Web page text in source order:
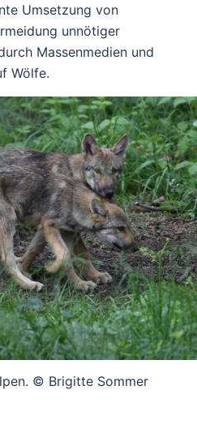
Umsetzung von
unnötiger
Massenmedien und
Wölfe.
© Brigitte Sommer